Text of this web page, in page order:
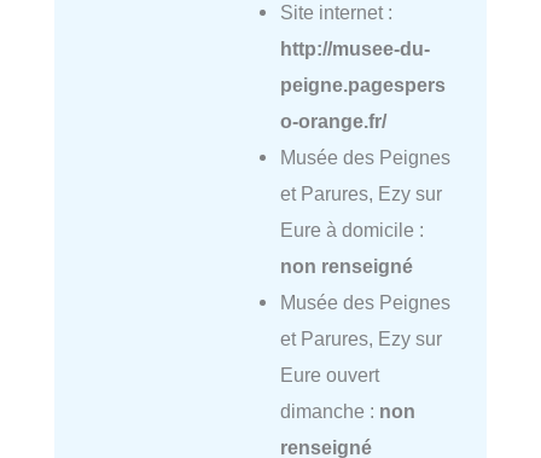
Site internet :
http://musee-du-
peigne.pagespers
o-orange.fr/
Musée des Peignes
et Parures, Ezy sur
Eure à domicile :
non renseigné
Musée des Peignes
et Parures, Ezy sur
Eure ouvert
dimanche : non
renseigné